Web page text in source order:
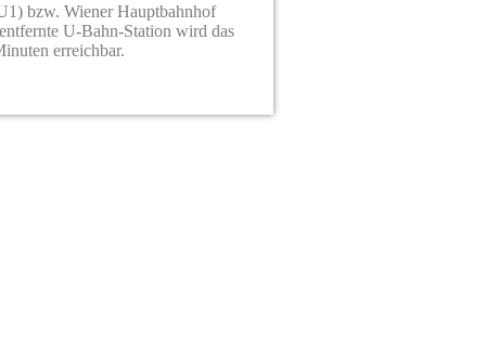
bzw. Wiener Hauptbahnhof
U-Bahn-Station wird das
erreichbar.